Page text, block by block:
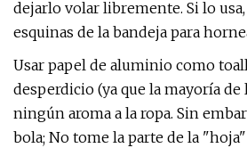
dejarlo volar libremente. Si lo
esquinas de la bandeja para
Usar papel de aluminio como
desperdicio (ya que la mayoría
ningún aroma a la ropa. Sin
bola; No tome la parte de la